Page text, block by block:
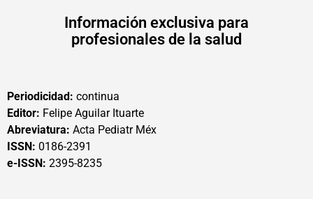
Información exclusiva para
profesionales de la salud
Periodicidad: continua
Editor: Felipe Aguilar Ituarte
Abreviatura: Acta Pediatr Méx
ISSN: 0186-2391
e-ISSN: 2395-8235